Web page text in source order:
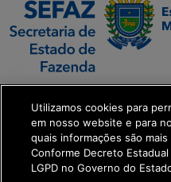
SETDIG | Secretaria-
Executiva de
Transformação Digital
get_footer();
Utilizamos cookies para
em nosso website e para
quais informações são
Conforme Decreto
LGPD no Governo do